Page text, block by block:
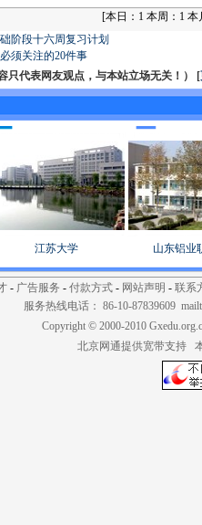
[本日：1 本周：1
阶段十六周复习计划
须关注的20件事
表网友观点，与本站立场无关！） [
江苏大学 山东铝业
- 广告服务 - 付款方式- 网站声明 - 联系
服务热线电话： 86-10-87839609
Copyright © 2000-2010
北京网通提供宽带支持